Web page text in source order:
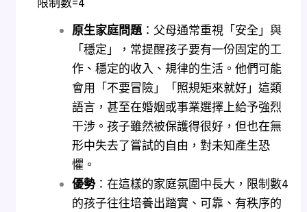
原生家庭問題：父母通常重視「安全」與
「穩定」，常提醒孩子要有一份固定的工
作、穩定的收入、規律的生活。他們可能
會用「不要冒險」「照規矩來就好」這類
語言，甚至在婚姻或事業選擇上給予強烈
干涉。孩子雖然被保護得很好，但也在無
形中失去了嘗試的自由，對未知產生恐
懼。
優勢：在這樣的家庭氛圍中長大，限制數4
的孩子往往培養出踏實、可靠、有秩序的